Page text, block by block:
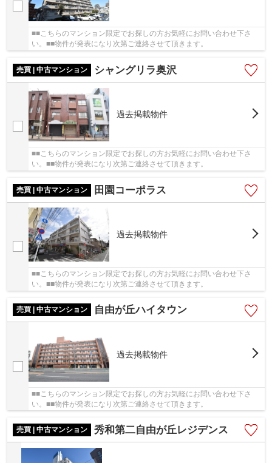
■■こちらのマンション限定でお探しの方お気軽にお問い合わせ下さ
い。■■物件が発表になり次第ご連絡させて頂きます。
売買 | 中古マンション シャングリラ奥沢
過去掲載物件
■■こちらのマンション限定でお探しの方お気軽にお問い合わせ下さ
い。■■物件が発表になり次第ご連絡させて頂きます。
売買 | 中古マンション 田園コーポラス
過去掲載物件
■■こちらのマンション限定でお探しの方お気軽にお問い合わせ下さ
い。■■物件が発表になり次第ご連絡させて頂きます。
売買 | 中古マンション 自由が丘ハイタウン
過去掲載物件
■■こちらのマンション限定でお探しの方お気軽にお問い合わせ下さ
い。■■物件が発表になり次第ご連絡させて頂きます。
売買 | 中古マンション 秀和第二自由が丘レジデンス